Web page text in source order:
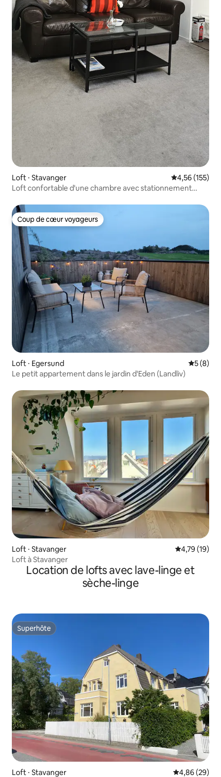
Loft ⋅ Stavanger Évaluation
4,56 (155)
Loft confortable d'une chambre avec stationnement
Coup de cœur voyageurs
Coup de cœur voyageurs
Loft ⋅ Egersund
5 (8)
Le petit appartement dans le jardin d'Eden (Landliv)
Loft ⋅ Stavanger Évaluation
4,79 (19)
Loft à Stavanger
Location de lofts avec lave-linge et
sèche-linge
Superhôte
Superhôte
Loft ⋅ Stavanger Évaluation
4,86 (29)